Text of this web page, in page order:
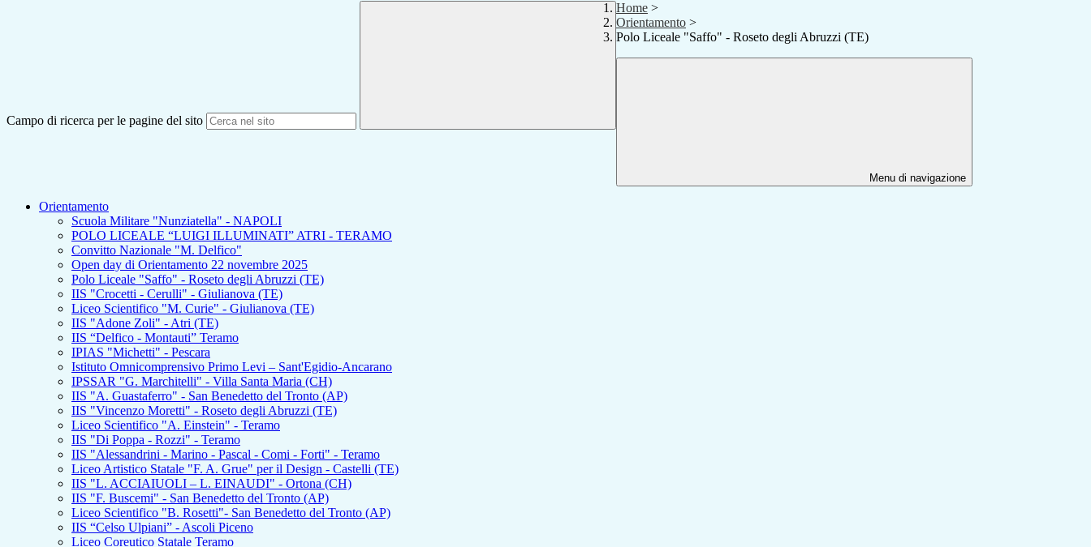
Campo di ricerca per le pagine del sito
Home >
Orientamento >
Polo Liceale "Saffo" - Roseto degli Abruzzi (TE)
Menu di navigazione
Orientamento
Scuola Militare "Nunziatella" - NAPOLI
POLO LICEALE “LUIGI ILLUMINATI” ATRI - TERAMO
Convitto Nazionale "M. Delfico"
Open day di Orientamento 22 novembre 2025
Polo Liceale "Saffo" - Roseto degli Abruzzi (TE)
IIS "Crocetti - Cerulli" - Giulianova (TE)
Liceo Scientifico "M. Curie" - Giulianova (TE)
IIS "Adone Zoli" - Atri (TE)
IIS “Delfico - Montauti” Teramo
IPIAS "Michetti" - Pescara
Istituto Omnicomprensivo Primo Levi – Sant'Egidio-Ancarano
IPSSAR "G. Marchitelli" - Villa Santa Maria (CH)
IIS "A. Guastaferro" - San Benedetto del Tronto (AP)
IIS "Vincenzo Moretti" - Roseto degli Abruzzi (TE)
Liceo Scientifico "A. Einstein" - Teramo
IIS "Di Poppa - Rozzi" - Teramo
IIS "Alessandrini - Marino - Pascal - Comi - Forti" - Teramo
Liceo Artistico Statale "F. A. Grue" per il Design - Castelli (TE)
IIS "L. ACCIAIUOLI – L. EINAUDI" - Ortona (CH)
IIS "F. Buscemi" - San Benedetto del Tronto (AP)
Liceo Scientifico "B. Rosetti"- San Benedetto del Tronto (AP)
IIS “Celso Ulpiani” - Ascoli Piceno
Liceo Coreutico Statale Teramo